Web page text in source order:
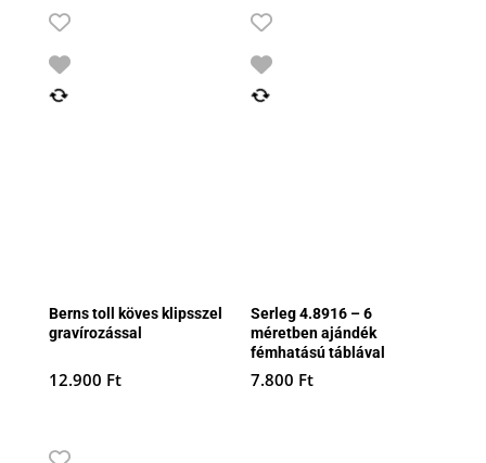
Berns toll köves klipsszel
gravírozással
12.900 Ft
Serleg 4.8916 – 6
méretben ajándék
fémhatású táblával
7.800 Ft